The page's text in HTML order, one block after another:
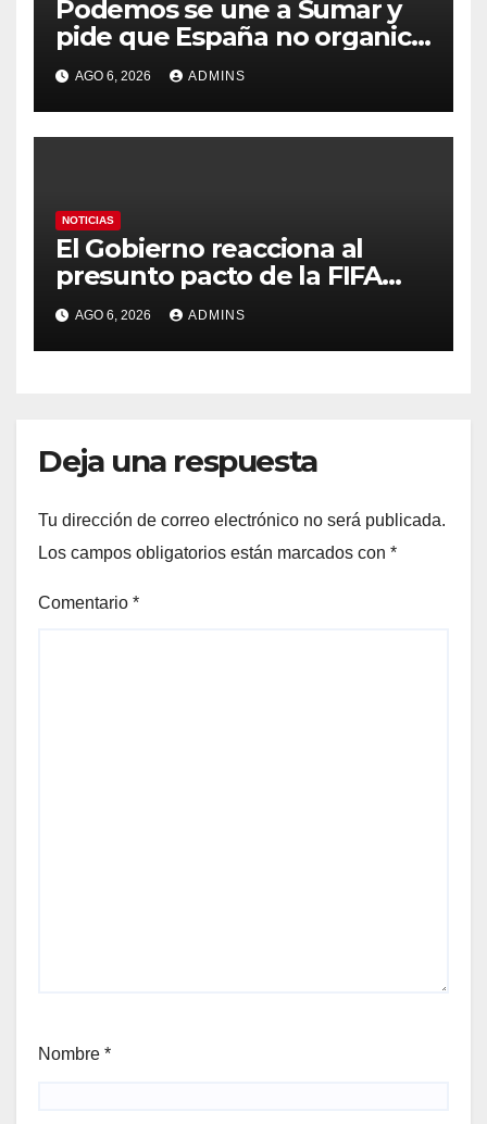
Podemos se une a Sumar y
pide que España no organice
el Mundial 2030 con
Marruecos por «atentar
contra la soberanía nacional»
AGO 6, 2026 ADMINS
NOTICIAS
El Gobierno reacciona al
presunto pacto de la FIFA
con Marruecos para acoger
la final del Mundial 2030:
«Tiene que ser en España»
AGO 6, 2026 ADMINS
Deja una respuesta
Tu dirección de correo electrónico no será publicada.
Los campos obligatorios están marcados con *
Comentario *
Nombre *